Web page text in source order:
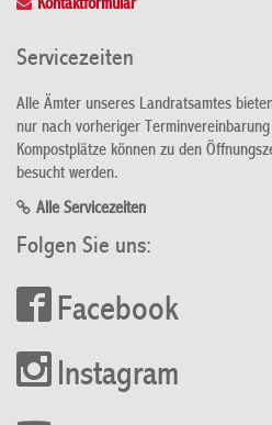
Kontaktformular
Servicezeiten
Alle Ämter unseres Landratsamtes
nur nach vorheriger
Kompostplätze können zu den
besucht werden.
Alle Servicezeiten
Folgen Sie uns:
Facebook
Instagram